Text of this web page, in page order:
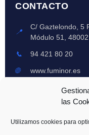
las
Utilizamos cookies para
CONTACTO
📍
C/ Gaztelondo, 5
Módulo 51,
📞 94 421 80 20
🌐 www.fuminor.es
Lun-Vie: 8am-6pm
Emergencias 24h